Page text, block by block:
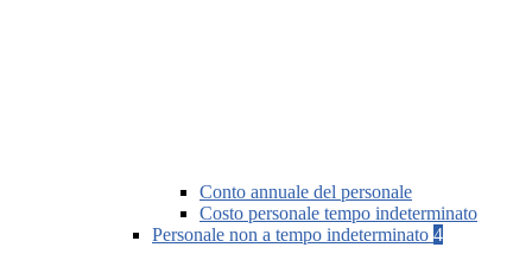
Conto annuale del personale
Costo personale tempo indeterminato
Personale non a tempo indeterminato 4